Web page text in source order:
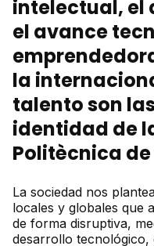
intelectual, el
el avance
la
talento son
identidad de
Politècnica
La sociedad nos
locales y globales que
de forma disruptiva,
desarrollo tecnológico,